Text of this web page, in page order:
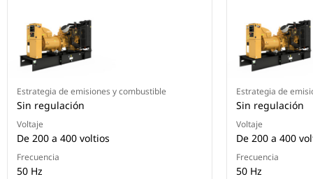
Estrategia de emisiones y combustible
Sin regulación
Voltaje
De 200 a 400 voltios
Frecuencia
50 Hz
Estrategia de
Sin regulación
Voltaje
De 200 a 400
Frecuencia
50 Hz